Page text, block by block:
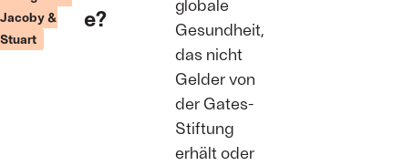
Jacoby &
Stuart
e?
globale
Gesundheit,
das nicht
Gelder von
der Gates-
Stiftung
erhält oder
IMAGO/Ritzau
Scanpix